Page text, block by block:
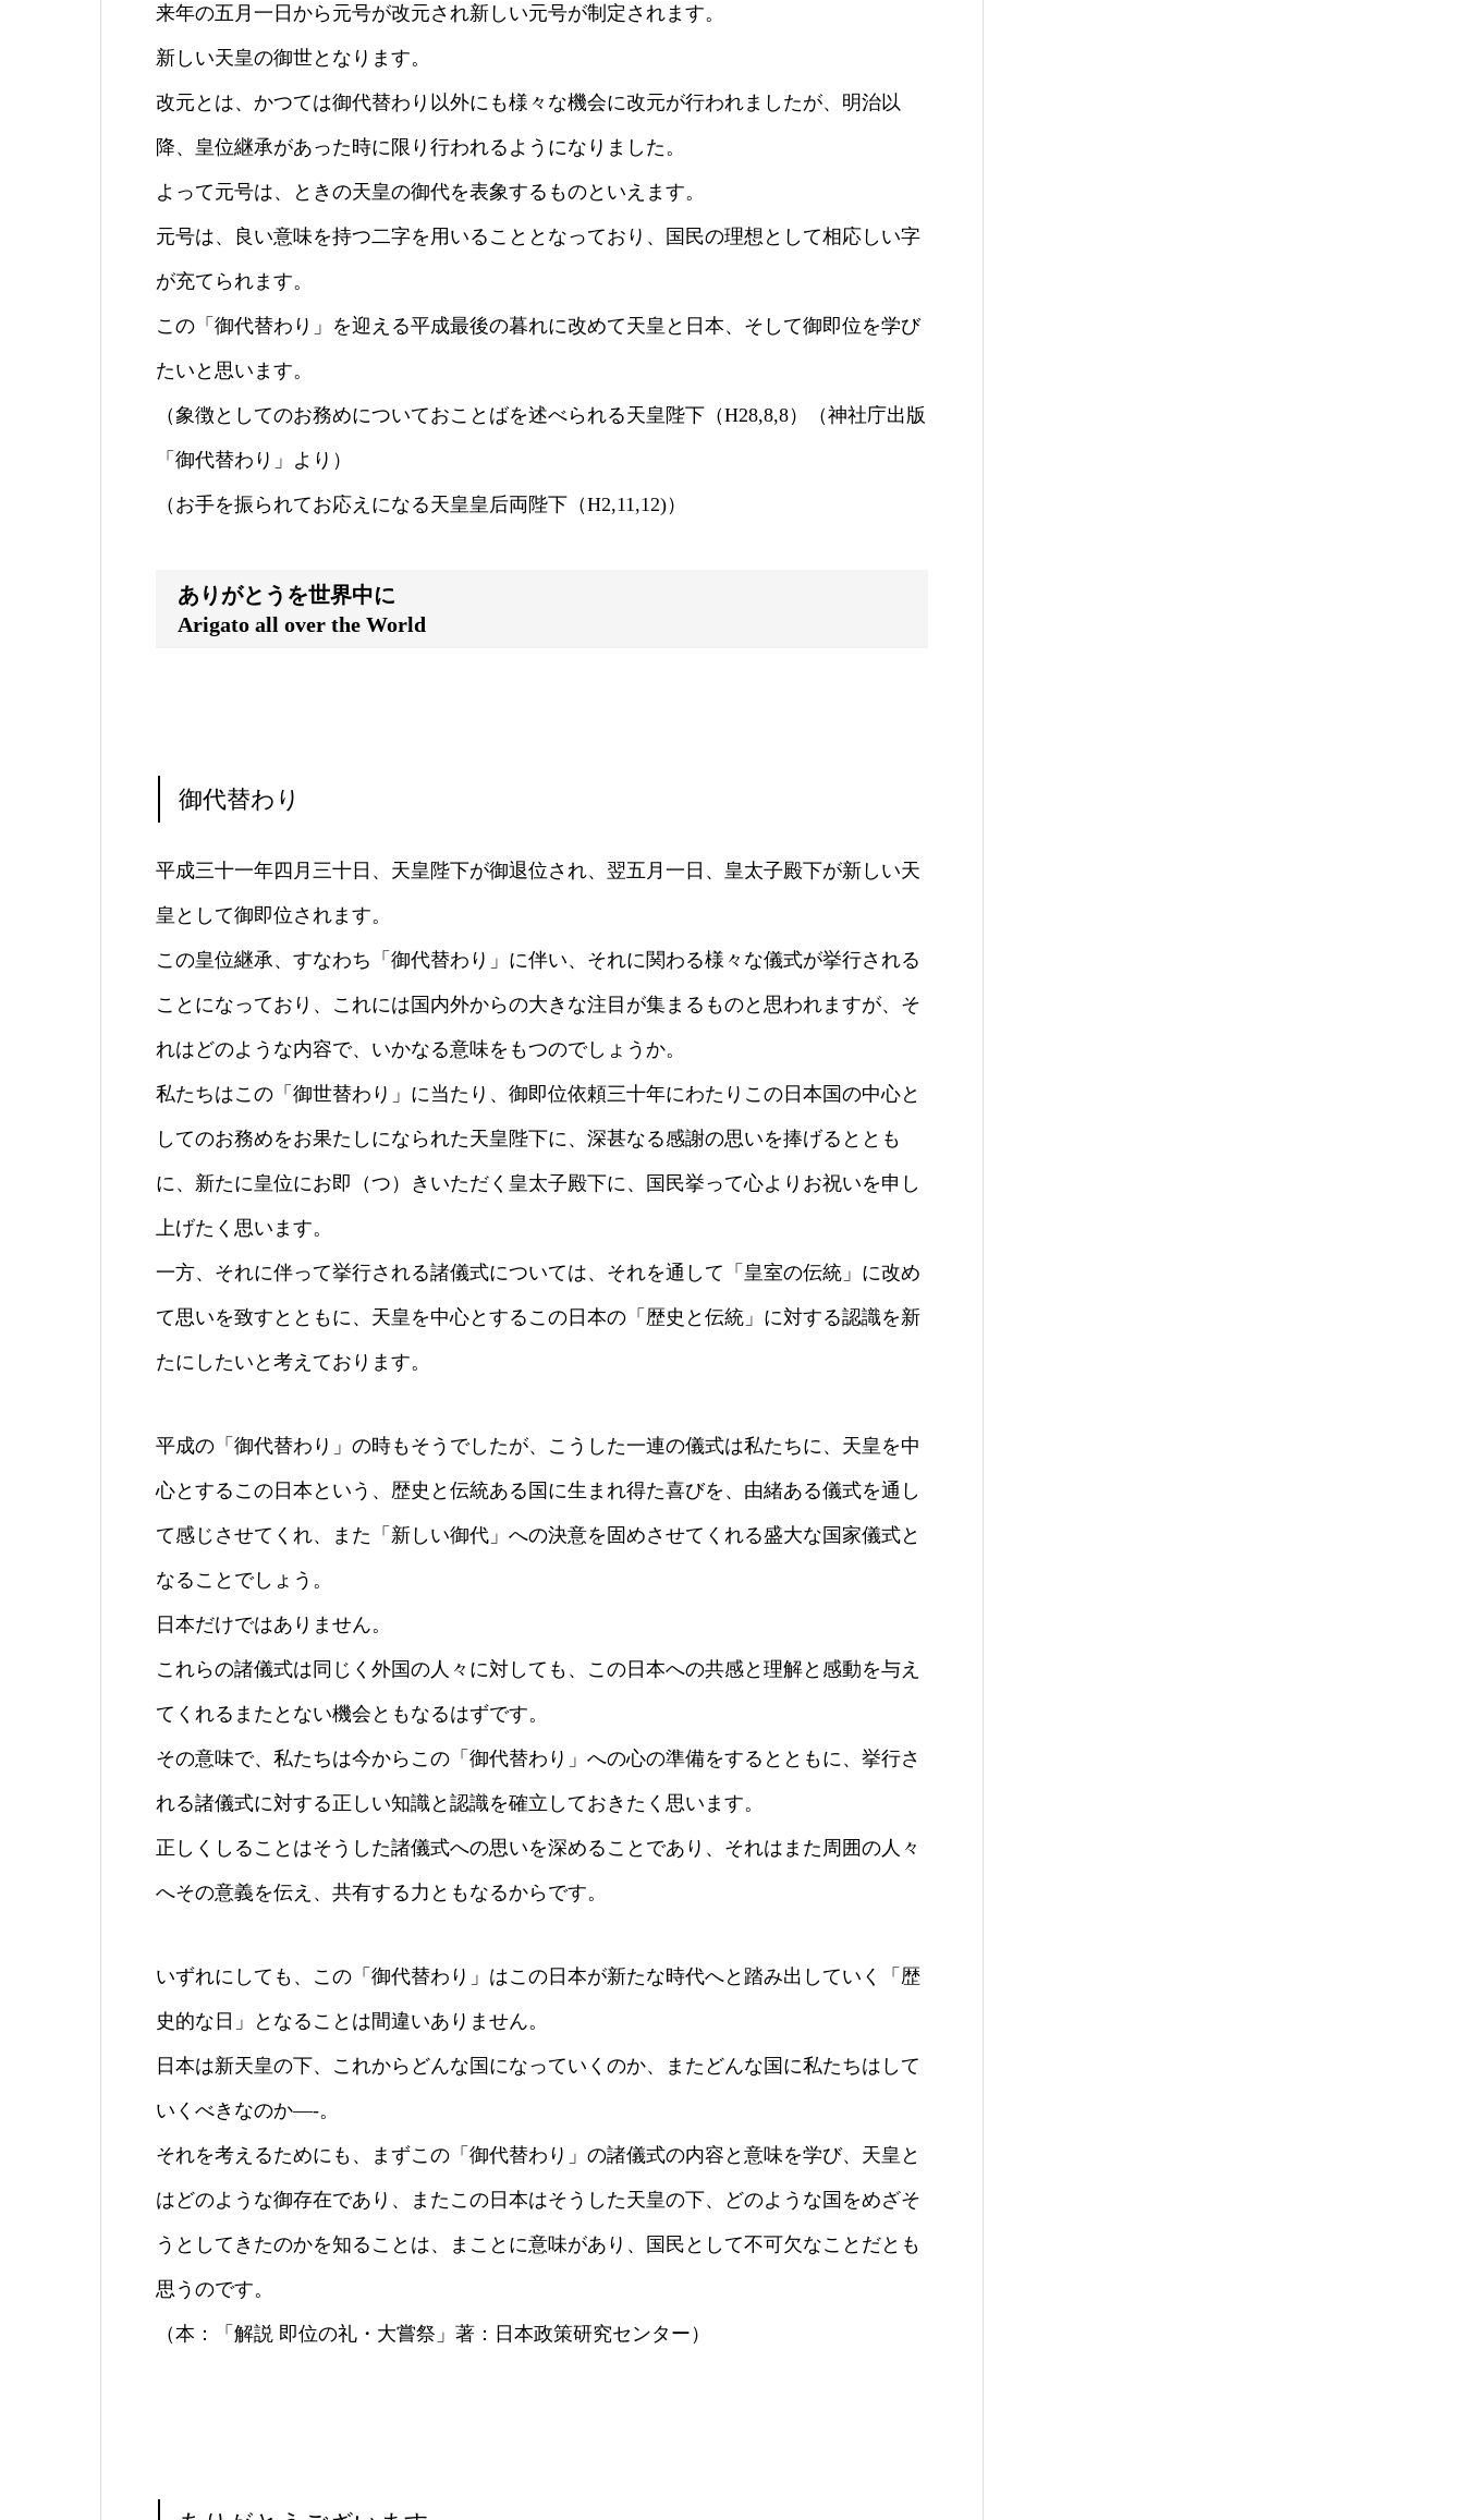
来年の五月一日から元号が改元され新しい元号が制定されます。
新しい天皇の御世となります。
改元とは、かつては御代替わり以外にも様々な機会に改元が行われましたが、明治以
降、皇位継承があった時に限り行われるようになりました。
よって元号は、ときの天皇の御代を表象するものといえます。
元号は、良い意味を持つ二字を用いることとなっており、国民の理想として相応しい字
が充てられます。
この「御代替わり」を迎える平成最後の暮れに改めて天皇と日本、そして御即位を学び
たいと思います。
（象徴としてのお務めについておことばを述べられる天皇陛下（H28,8,8）（神社庁出版
「御代替わり」より）
（お手を振られてお応えになる天皇皇后両陛下（H2,11,12)）
ありがとうを世界中に
Arigato all over the World
御代替わり
平成三十一年四月三十日、天皇陛下が御退位され、翌五月一日、皇太子殿下が新しい天
皇として御即位されます。
この皇位継承、すなわち「御代替わり」に伴い、それに関わる様々な儀式が挙行される
ことになっており、これには国内外からの大きな注目が集まるものと思われますが、そ
れはどのような内容で、いかなる意味をもつのでしょうか。
私たちはこの「御世替わり」に当たり、御即位依頼三十年にわたりこの日本国の中心と
してのお務めをお果たしになられた天皇陛下に、深甚なる感謝の思いを捧げるととも
に、新たに皇位にお即（つ）きいただく皇太子殿下に、国民挙って心よりお祝いを申し
上げたく思います。
一方、それに伴って挙行される諸儀式については、それを通して「皇室の伝統」に改め
て思いを致すとともに、天皇を中心とするこの日本の「歴史と伝統」に対する認識を新
たにしたいと考えております。
平成の「御代替わり」の時もそうでしたが、こうした一連の儀式は私たちに、天皇を中
心とするこの日本という、歴史と伝統ある国に生まれ得た喜びを、由緒ある儀式を通し
て感じさせてくれ、また「新しい御代」への決意を固めさせてくれる盛大な国家儀式と
なることでしょう。
日本だけではありません。
これらの諸儀式は同じく外国の人々に対しても、この日本への共感と理解と感動を与え
てくれるまたとない機会ともなるはずです。
その意味で、私たちは今からこの「御代替わり」への心の準備をするとともに、挙行さ
れる諸儀式に対する正しい知識と認識を確立しておきたく思います。
正しくしることはそうした諸儀式への思いを深めることであり、それはまた周囲の人々
へその意義を伝え、共有する力ともなるからです。
いずれにしても、この「御代替わり」はこの日本が新たな時代へと踏み出していく「歴
史的な日」となることは間違いありません。
日本は新天皇の下、これからどんな国になっていくのか、またどんな国に私たちはして
いくべきなのか—-。
それを考えるためにも、まずこの「御代替わり」の諸儀式の内容と意味を学び、天皇と
はどのような御存在であり、またこの日本はそうした天皇の下、どのような国をめざそ
うとしてきたのかを知ることは、まことに意味があり、国民として不可欠なことだとも
思うのです。
（本：「解説 即位の礼・大嘗祭」著：日本政策研究センター）